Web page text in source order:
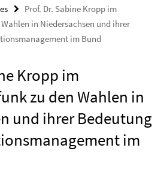
Prof. Dr. Sabine Kropp im
in Niedersachsen und ihrer
im Bund
Kropp im
zu den Wahlen in
und ihrer Bedeutung
im